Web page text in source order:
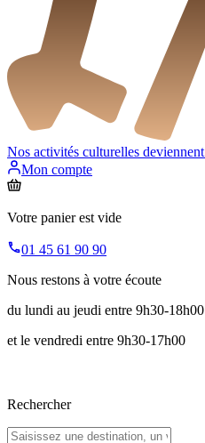
Nos activités culturelles deviennent
Mon compte
Votre panier est vide
01 45 61 90 90
Nous restons à votre écoute
du lundi au jeudi entre 9h30-18h00
et le vendredi entre 9h30-17h00
Rechercher